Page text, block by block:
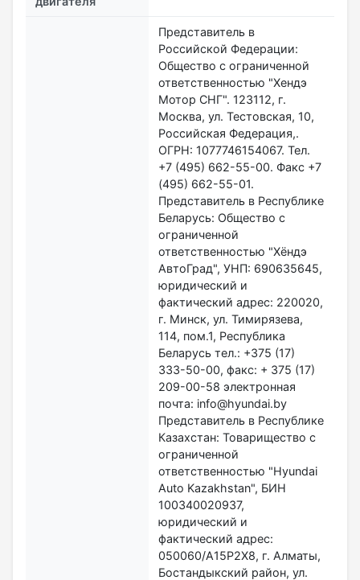
Представитель в
Российской Федерации:
Общество с ограниченной
ответственностью "Хендэ
Мотор СНГ". 123112, г.
Москва, ул. Тестовская, 10,
Российская Федерация,.
ОГРН: 1077746154067. Тел.
+7 (495) 662-55-00. Факс +7
(495) 662-55-01.
Представитель в Республике
Беларусь: Общество с
ограниченной
ответственностью "Хёндэ
АвтоГрад", УНП: 690635645,
юридический и
фактический адрес: 220020,
г. Минск, ул. Тимирязева,
114, пом.1, Республика
Беларусь тел.: +375 (17)
333-50-00, факс: + 375 (17)
209-00-58 электронная
почта: info@hyundai.by
Представитель в Республике
Казахстан: Товарищество с
ограниченной
ответственностью "Hyundai
Auto Kazakhstan", БИН
100340020937,
юридический и
фактический адрес:
050060/A15P2X8, г. Алматы,
Бостандыкский район, ул.